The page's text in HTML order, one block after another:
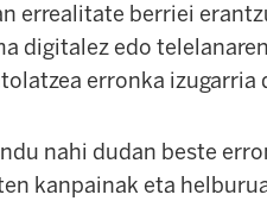
errealitate berriei
digitalez edo
erronka izugarria
nahi dudan beste
kanpainak eta